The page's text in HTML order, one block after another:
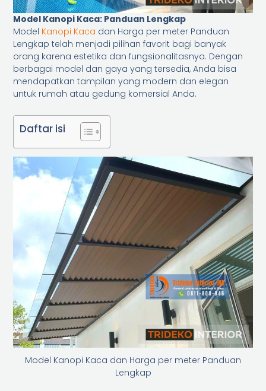
Model Kanopi Kaca: Panduan Lengkap
Model Kanopi Kaca dan Harga per meter Panduan
Lengkap telah menjadi pilihan favorit bagi banyak
orang karena estetika dan fungsionalitasnya. Dengan
berbagai model dan gaya yang tersedia, Anda bisa
mendapatkan tampilan yang modern dan elegan
untuk rumah atau gedung komersial Anda.
Daftar isi
Model Kanopi Kaca dan Harga per meter Panduan
Lengkap